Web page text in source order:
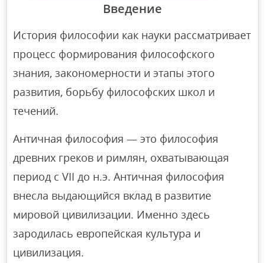
Введение
История философии как науки рассматривает
процесс формирования философского
знания, закономерности и этапы этого
развития, борьбу философских школ и
течений.
Античная философия — это философия
древних греков и римлян, охватывающая
период с VII до н.э. Античная философия
внесла выдающийся вклад в развитие
мировой цивилизации. Именно здесь
зародилась европейская культура и
цивилизация.